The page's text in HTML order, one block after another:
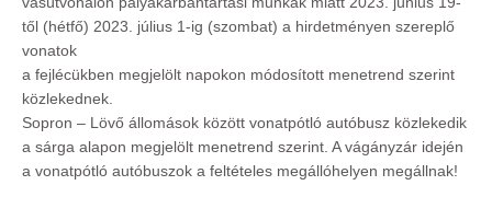
től (hétfő) 2023. július 1-ig (szombat) a hirdetményen szereplő
vonatok
a fejlécükben megjelölt napokon módosított menetrend szerint
közlekednek.
Sopron – Lövő állomások között vonatpótló autóbusz közlekedik
a sárga alapon megjelölt menetrend szerint. A vágányzár idején
a vonatpótló autóbuszok a feltételes megállóhelyen megállnak!